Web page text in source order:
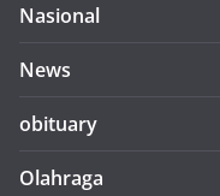
Nasional
News
obituary
Olahraga